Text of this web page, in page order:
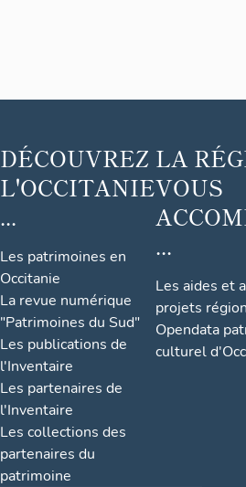
DÉCOUVREZ
L'OCCITANIE
...
Les patrimoines en
Occitanie
La revue numérique
"Patrimoines du Sud"
Les publications de
l'Inventaire
Les partenaires de
l'Inventaire
Les collections des
partenaires du
patrimoine
LA
VOUS
...
Les aides et
projets
Opendata
culturel